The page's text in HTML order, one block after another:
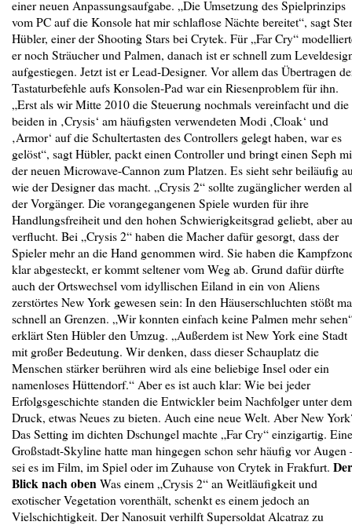
einer neuen Anpassungsaufgabe. „Die Umsetzung des Spielprinzips
vom PC auf die Konsole hat mir schlaflose Nächte bereitet“, sagt
Hübler, einer der Shooting Stars bei Crytek. Für „Far Cry“
er noch Sträucher und Palmen, danach ist er schnell zum
aufgestiegen. Jetzt ist er Lead-Designer. Vor allem das Übertragen
Tastaturbefehle aufs Konsolen-Pad war ein Riesenproblem für ihn.
„Erst als wir Mitte 2010 die Steuerung nochmals vereinfacht und die
beiden in ‚Crysis‘ am häufigsten verwendeten Modi ‚Cloak‘ und
‚Armor‘ auf die Schultertasten des Controllers gelegt haben, war es
gelöst“, sagt Hübler, packt einen Controller und bringt einen Seph
der neuen Microwave-Cannon zum Platzen. Es sieht sehr beiläufig
wie der Designer das macht. „Crysis 2“ sollte zugänglicher werden
der Vorgänger. Die vorangegangenen Spiele wurden für ihre
Handlungsfreiheit und den hohen Schwierigkeitsgrad geliebt, aber
verflucht. Bei „Crysis 2“ haben die Macher dafür gesorgt, dass der
Spieler mehr an die Hand genommen wird. Sie haben die
klar abgesteckt, er kommt seltener vom Weg ab. Grund dafür dürfte
auch der Ortswechsel vom idyllischen Eiland in ein von Aliens
zerstörtes New York gewesen sein: In den Häuserschluchten stößt
schnell an Grenzen. „Wir konnten einfach keine Palmen mehr
erklärt Sten Hübler den Umzug. „Außerdem ist New York eine Stadt
mit großer Bedeutung. Wir denken, dass dieser Schauplatz die
Menschen stärker berühren wird als eine beliebige Insel oder ein
namenloses Hüttendorf.“ Aber es ist auch klar: Wie bei jeder
Erfolgsgeschichte standen die Entwickler beim Nachfolger unter dem
Druck, etwas Neues zu bieten. Auch eine neue Welt. Aber New
Das Setting im dichten Dschungel machte „Far Cry“ einzigartig. Eine
Großstadt-Skyline hatte man hingegen schon sehr häufig vor Augen
sei es im Film, im Spiel oder im Zuhause von Crytek in Frakfurt. Der
Blick nach obenWas einem „Crysis 2“ an Weitläufigkeit und
exotischer Vegetation vorenthält, schenkt es einem jedoch an
Vielschichtigkeit. Der Nanosuit verhilft Supersoldat Alcatraz zu